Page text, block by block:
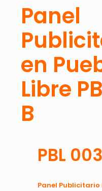
Panel
en
Libre
B
PBL
Panel